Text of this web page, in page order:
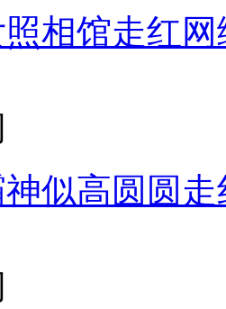
相馆走红网
似高圆圆走